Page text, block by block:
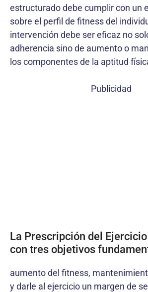
estructurado debe cumplir con un
sobre el perfil de fitness del
intervención debe ser eficaz no
adherencia sino de aumento o
los componentes de la aptitud
Publicidad
La Prescripción del
con tres objetivos
aumento del fitness,
y darle al ejercicio un margen de